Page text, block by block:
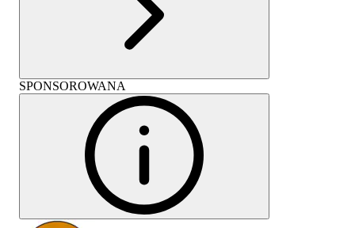
SPONSOROWANA